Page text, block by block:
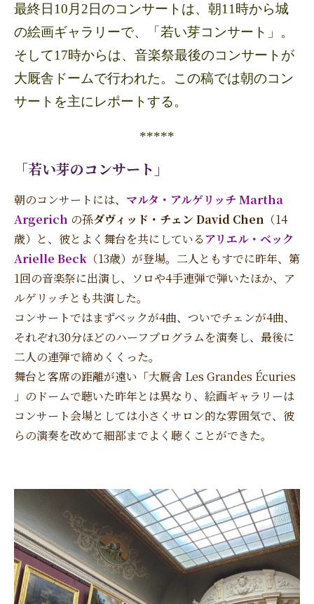
最終日10月2日のコンサートは、朝11時から城
の絵画ギャラリーで、「若い芽コンサート」。
そして17時からは、音楽祭最後のコンサートが
大厩舎ドームで行われた。この稿では朝のコン
サートを主にレポートする。
*****
「若い芽のコンサート」
朝のコンサートには、 マルタ・アルゲリッチ Martha
Argerich の孫ダヴィッド・チェン David Chen （14
歳）と、彼とよく舞台を共にしている アリエル・ベック
Arielle Beck （13歳）が登場。二人ともすでに昨年、第
1回の音楽祭に出演し、ソロや4手連弾で弾いたほか、ア
ルゲリッチとも共演した。
コンサートではまずベックが4曲、ついでチェンが4曲、
それぞれ30分ほどのハーフプログラムを演奏し、最後に
二人の連弾で締めくくった。
舞台と客席の距離が遠い「大厩舎 Les Grandes Écuries
」のドームで聴いた昨年とは異なり、絵画ギャラリーは
コンサート会場としては小さくサロン的な雰囲気で、彼
らの演奏を改めて細部までよく聴くことができた。